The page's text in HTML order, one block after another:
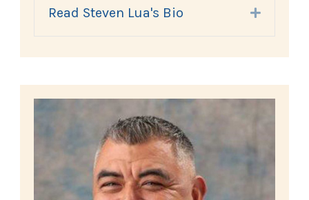
Read Steven Lua's Bio Expand